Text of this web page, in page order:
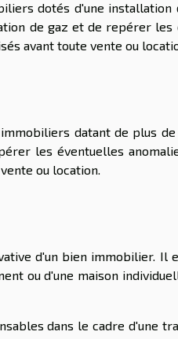
dotés d'une installation
de gaz et de repérer les
avant toute vente ou
datant de plus
les éventuelles
ou location.
d'un bien immobilier. Il
ou d'une maison
dans le cadre d'une